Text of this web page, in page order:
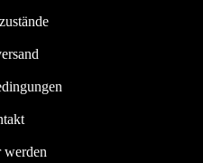
werden